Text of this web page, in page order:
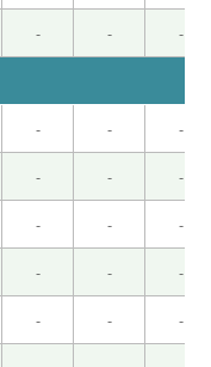
没想到我心里
但是为了我母亲
花的照片。虽
态没继续。下次
婚宴比中国没那
- - -
- - -
- - -
- - -
- - -
- - -